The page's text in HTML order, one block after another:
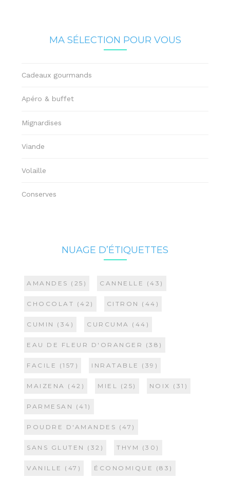
MA SÉLECTION POUR VOUS
Cadeaux gourmands
Apéro & buffet
Mignardises
Viande
Volaille
Conserves
NUAGE D’ÉTIQUETTES
AMANDES (25) CANNELLE (43)
CHOCOLAT (42) CITRON (44)
CUMIN (34) CURCUMA (44)
EAU DE FLEUR D'ORANGER (38)
FACILE (157) INRATABLE (39)
MAIZENA (42) MIEL (25) NOIX (31)
PARMESAN (41)
POUDRE D'AMANDES (47)
SANS GLUTEN (32) THYM (30)
VANILLE (47) ÉCONOMIQUE (83)